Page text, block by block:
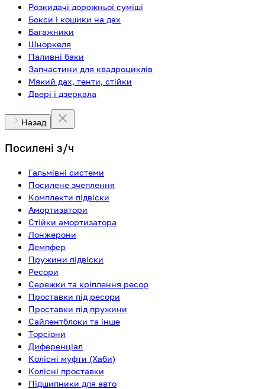
Розкидачі дорожньої суміші
Бокси і кошики на дах
Багажники
Шноркеля
Паливні баки
Запчастини для квадроциклів
Мякий дах, тенти, стійки
Двері і дзеркала
Назад
Посилені з/ч
Гальмівні системи
Посилене зчеплення
Комплекти підвіски
Амортизатори
Стійки амортизатора
Лонжерони
Демпфер
Пружини підвіски
Ресори
Сережки та кріплення ресор
Проставки під ресори
Проставки під пружини
Сайлентблоки та інше
Торсіони
Диференціал
Колісні муфти (Хаби)
Колісні проставки
Підшипники для авто